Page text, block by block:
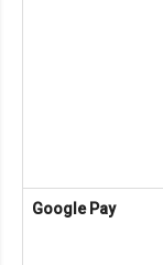
Google Pay